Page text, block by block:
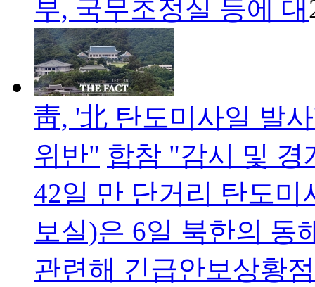
부, 국무조정실 등에 대
靑, '北 탄도미사일 발
위반" 합참 "감시 및
42일 만 단거리 탄도
보실)은 6일 북한의 동
관련해 긴급안보상황